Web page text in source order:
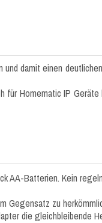
damit einen
für Homematic IP
AA-Batterien. Kein
Gegensatz zu
die gleichbleibende